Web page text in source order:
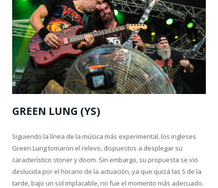
GREEN LUNG (YS)
Siguiendo la línea de la música más experimental, los ingleses
Green Lung tomaron el relevo, dispuestos a desplegar su
característico stoner y doom. Sin embargo, su propuesta se vio
deslucida por el horario de la actuación, ya que quizá las 5 de la
tarde, bajo un sol implacable, no fue el momento más adecuado.